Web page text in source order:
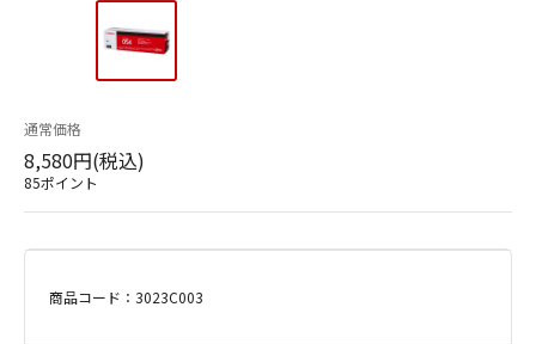
通常価格
8,580円(税込)
85ポイント
商品コード：3023C003